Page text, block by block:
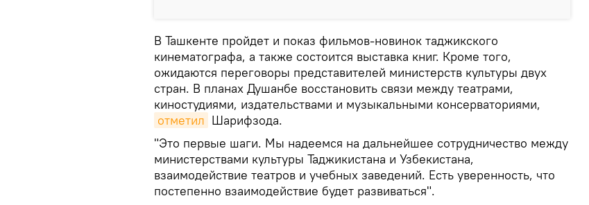
В Ташкенте пройдет и показ фильмов-новинок таджикского
кинематографа, а также состоится выставка книг. Кроме того,
ожидаются переговоры представителей министерств культуры двух
стран. В планах Душанбе восстановить связи между театрами,
киностудиями, издательствами и музыкальными консерваториями,
отметил Шарифзода.
"Это первые шаги. Мы надеемся на дальнейшее сотрудничество между
министерствами культуры Таджикистана и Узбекистана,
взаимодействие театров и учебных заведений. Есть уверенность, что
постепенно взаимодействие будет развиваться".